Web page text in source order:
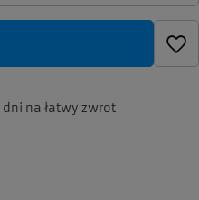
dni na łatwy zwrot